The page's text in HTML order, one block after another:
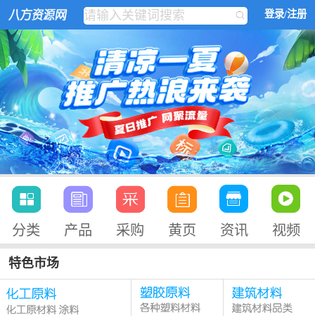
登录/注册
分类 产品 采购 黄页 资讯 视频
特色市场